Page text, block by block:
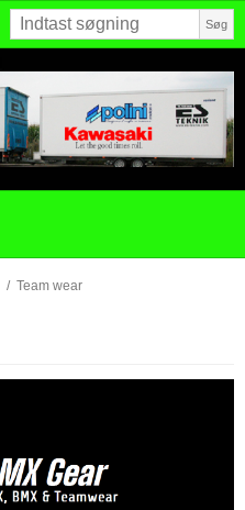
Søg
/ Team wear